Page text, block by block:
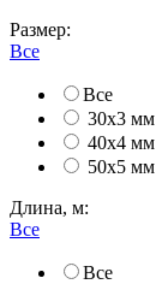
Размер:
Все
Все
30х3 мм
40х4 мм
50х5 мм
Длина, м:
Все
Все